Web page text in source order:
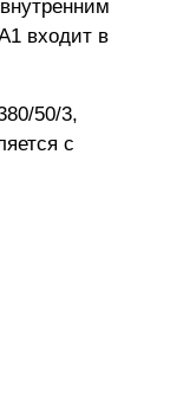
входит в
50/3,
с